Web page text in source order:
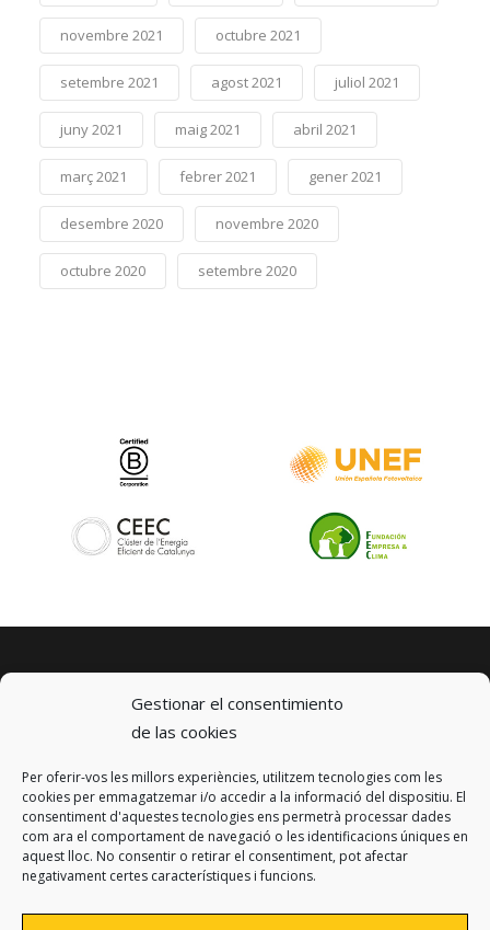
Gestionar el consentimiento
de las cookies
Per oferir-vos les millors experiències, utilitzem tecnologies com les
cookies per emmagatzemar i/o accedir a la informació del dispositiu. El
consentiment d'aquestes tecnologies ens permetrà processar dades
com ara el comportament de navegació o les identificacions úniques en
aquest lloc. No consentir o retirar el consentiment, pot afectar
negativament certes característiques i funcions.
novembre 2021 octubre 2021
setembre 2021 agost 2021 juliol 2021
juny 2021 maig 2021 abril 2021
març 2021 febrer 2021 gener 2021
desembre 2020 novembre 2020
octubre 2020 setembre 2020
© 2023 km0 Energy
Carrer Baldrich 222-226
08223 Terrassa, Barcelona
info@km0.energy